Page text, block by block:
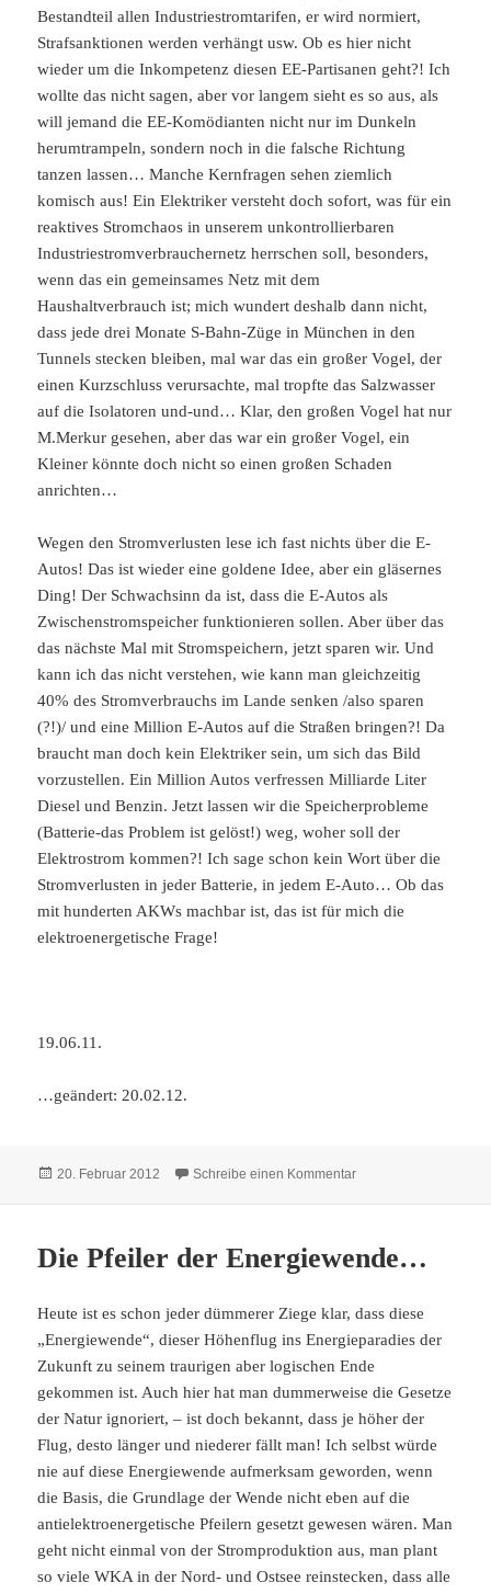
Bestandteil allen Industriestromtarifen, er wird normiert,
Strafsanktionen werden verhängt usw. Ob es hier nicht
wieder um die Inkompetenz diesen EE-Partisanen geht?! Ich
wollte das nicht sagen, aber vor langem sieht es so aus, als
will jemand die EE-Komödianten nicht nur im Dunkeln
herumtrampeln, sondern noch in die falsche Richtung
tanzen lassen… Manche Kernfragen sehen ziemlich
komisch aus! Ein Elektriker versteht doch sofort, was für ein
reaktives Stromchaos in unserem unkontrollierbaren
Industriestromverbrauchernetz herrschen soll, besonders,
wenn das ein gemeinsames Netz mit dem
Haushaltverbrauch ist; mich wundert deshalb dann nicht,
dass jede drei Monate S-Bahn-Züge in München in den
Tunnels stecken bleiben, mal war das ein großer Vogel, der
einen Kurzschluss verursachte, mal tropfte das Salzwasser
auf die Isolatoren und-und… Klar, den großen Vogel hat nur
M.Merkur gesehen, aber das war ein großer Vogel, ein
Kleiner könnte doch nicht so einen großen Schaden
anrichten…
Wegen den Stromverlusten lese ich fast nichts über die E-
Autos! Das ist wieder eine goldene Idee, aber ein gläsernes
Ding! Der Schwachsinn da ist, dass die E-Autos als
Zwischenstromspeicher funktionieren sollen. Aber über das
das nächste Mal mit Stromspeichern, jetzt sparen wir. Und
kann ich das nicht verstehen, wie kann man gleichzeitig
40% des Stromverbrauchs im Lande senken /also sparen
(?!)/ und eine Million E-Autos auf die Straßen bringen?! Da
braucht man doch kein Elektriker sein, um sich das Bild
vorzustellen. Ein Million Autos verfressen Milliarde Liter
Diesel und Benzin. Jetzt lassen wir die Speicherprobleme
(Batterie-das Problem ist gelöst!) weg, woher soll der
Elektrostrom kommen?! Ich sage schon kein Wort über die
Stromverlusten in jeder Batterie, in jedem E-Auto… Ob das
mit hunderten AKWs machbar ist, das ist für mich die
elektroenergetische Frage!
19.06.11.
…geändert: 20.02.12.
Veröffentlicht
20. Februar 2012 Schreibe einen Kommentarzu Der falsche
Die Pfeiler der Energiewende…
Heute ist es schon jeder dümmerer Ziege klar, dass diese
„Energiewende“, dieser Höhenflug ins Energieparadies der
Zukunft zu seinem traurigen aber logischen Ende
gekommen ist. Auch hier hat man dummerweise die Gesetze
der Natur ignoriert, – ist doch bekannt, dass je höher der
Flug, desto länger und niederer fällt man! Ich selbst würde
nie auf diese Energiewende aufmerksam geworden, wenn
die Basis, die Grundlage der Wende nicht eben auf die
antielektroenergetische Pfeilern gesetzt gewesen wären. Man
geht nicht einmal von der Stromproduktion aus, man plant
so viele WKA in der Nord- und Ostsee reinstecken, dass alle